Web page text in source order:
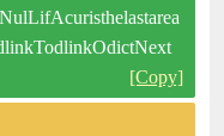
[Copy]